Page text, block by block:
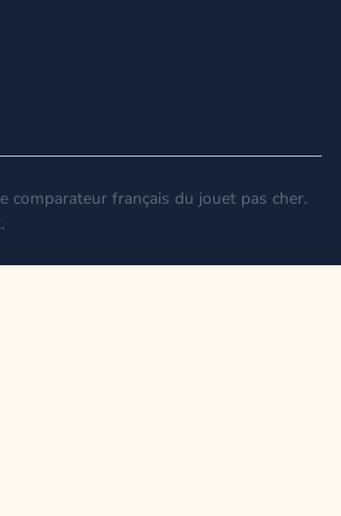
français du jouet pas cher.
.